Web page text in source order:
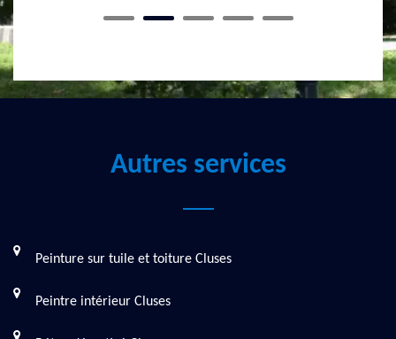
Autres services
Peinture sur tuile et toiture Cluses
Peintre intérieur Cluses